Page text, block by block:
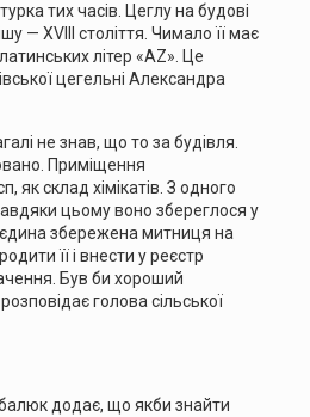
тих часів. Цеглу на будові
— XVIII століття. Чимало її має
літер «AZ». Це
цегельні Александра
не знав, що то за будівля.
Приміщення
як склад хімікатів. З одного
цьому воно збереглося у
збережена митниця на
її і внести у реєстр
Був би хороший
голова сільської
додає, що якби знайти